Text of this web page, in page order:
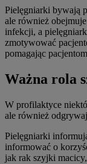
Pielęgniarki bywają
ale również
infekcji, a
zmotywować
pomagając
Ważna rola
W profilaktyce
ale również
Pielęgniarki
informować o
jak rak szyjki